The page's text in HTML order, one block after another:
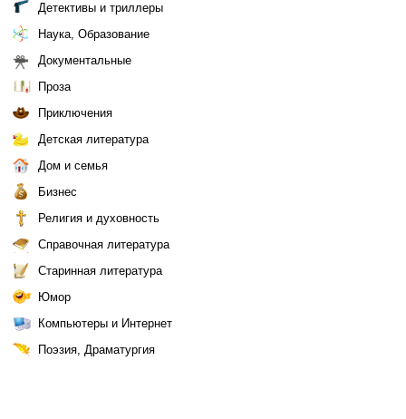
Детективы и триллеры
Наука, Образование
Документальные
Проза
Приключения
Детская литература
Дом и семья
Бизнес
Религия и духовность
Справочная литература
Старинная литература
Юмор
Компьютеры и Интернет
Поэзия, Драматургия